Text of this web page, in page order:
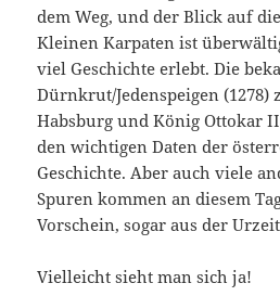
dem Weg, und der Blick auf
Kleinen Karpaten ist
viel Geschichte erlebt. Die
Dürnkrut/Jedenspeigen
Habsburg und König Ottokar
den wichtigen Daten der
Geschichte. Aber auch viele
Spuren kommen an diesem
Vorschein, sogar aus der
Vielleicht sieht man sich ja!